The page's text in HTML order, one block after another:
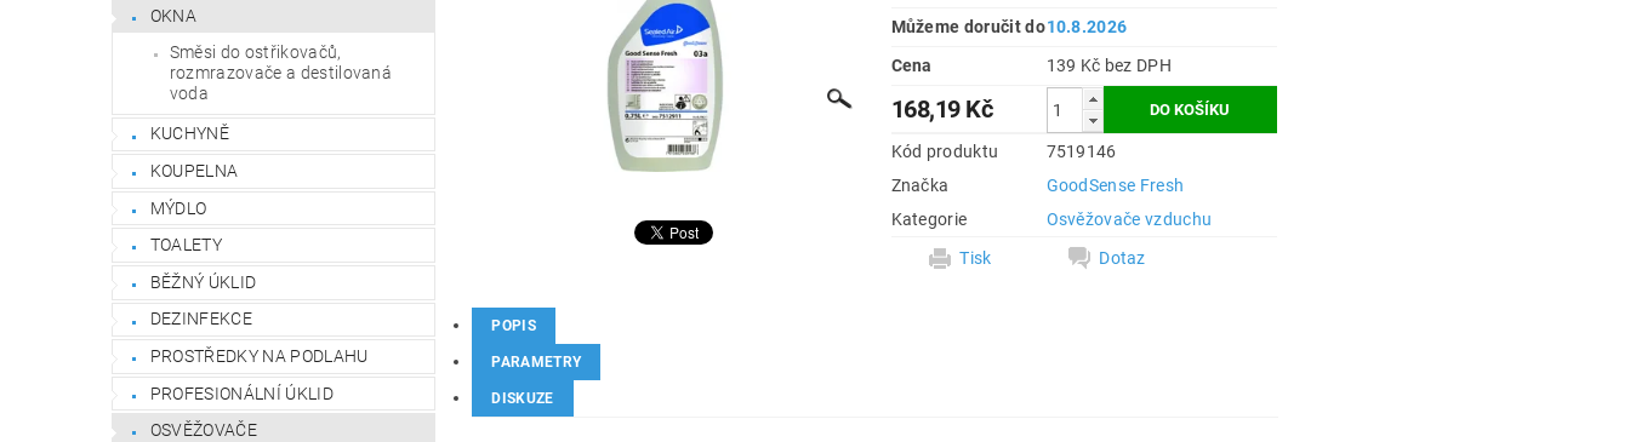
OKNA
Směsi do ostřikovačů,
rozmrazovače a destilovaná
voda
KUCHYNĚ
KOUPELNA
MÝDLO
TOALETY
BĚŽNÝ ÚKLID
DEZINFEKCE
PROSTŘEDKY NA PODLAHU
PROFESIONÁLNÍ ÚKLID
OSVĚŽOVAČE
Můžeme doručit do10.8.2026
Cena
139 Kč bez DPH
168,19 Kč
Kód produktu
7519146
Značka
GoodSense Fresh
Kategorie
Osvěžovače vzduchu
Tisk
Dotaz
POPIS
PARAMETRY
DISKUZE